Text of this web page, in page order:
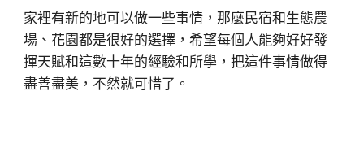
家裡有新的地可以做一些事情，那麼民宿和生態農
場、花園都是很好的選擇，希望每個人能夠好好發
揮天賦和這數十年的經驗和所學，把這件事情做得
盡善盡美，不然就可惜了。